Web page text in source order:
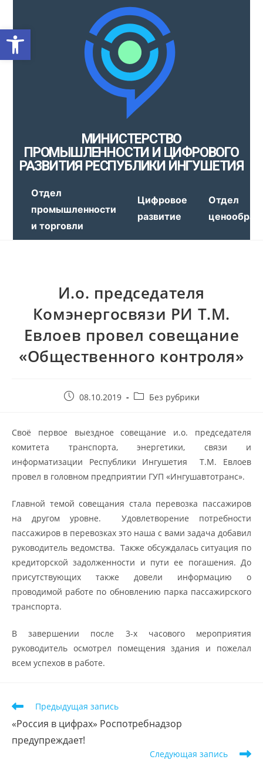
Открыть панель
МИНИСТЕРСТВО
ПРОМЫШЛЕННОСТИ И ЦИФРОВОГО
РАЗВИТИЯ РЕСПУБЛИКИ ИНГУШЕТИЯ
Отдел
промышленности
и торговли
Цифровое
развитие
Отдел
И.о. председателя
Комэнергосвязи РИ Т.М.
Евлоев провел совещание
«Общественного контроля»
08.10.2019 Без рубрики
Своё первое выездное совещание и.о. председателя
комитета транспорта, энергетики, связи и
информатизации Республики Ингушетия Т.М. Евлоев
провел в головном предприятии ГУП «Ингушавтотранс».
Главной темой совещания стала перевозка пассажиров
на другом уровне. Удовлетворение потребности
пассажиров в перевозках это наша с вами задача добавил
руководитель ведомства. Также обсуждалась ситуация по
кредиторской задолженности и пути ее погашения. До
присутствующих также довели информацию о
проводимой работе по обновлению парка пассажирского
транспорта.
В завершении после 3-х часового мероприятия
руководитель осмотрел помещения здания и пожелал
всем успехов в работе.
Предыдущая запись
«Россия в цифрах» Роспотребнадзор
предупреждает!
Следующая запись